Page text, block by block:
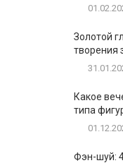
Золотой
творения
Какое
типа
Фэн-шуй: